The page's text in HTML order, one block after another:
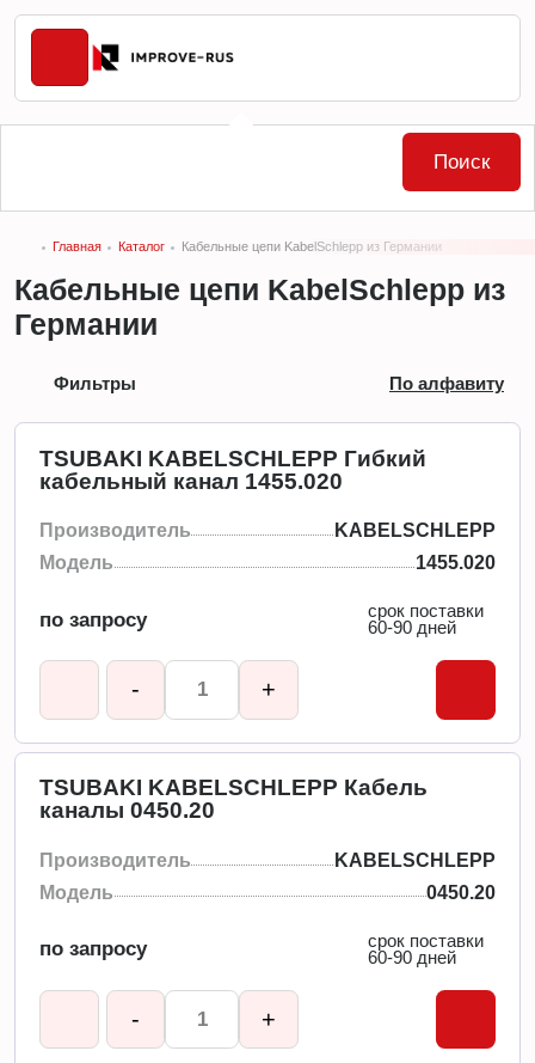
Главная Каталог Кабельные цепи KabelSchlepp из Германии
Кабельные цепи KabelSchlepp из
Германии
Фильтры По алфавиту
TSUBAKI KABELSCHLEPP Гибкий
кабельный канал 1455.020
Производитель
KABELSCHLEPP
Модель
1455.020
по запросу
срок поставки
60-90 дней
- +
TSUBAKI KABELSCHLEPP Кабель
каналы 0450.20
Производитель
KABELSCHLEPP
Модель
0450.20
по запросу
срок поставки
60-90 дней
- +
Поиск